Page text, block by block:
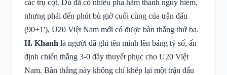
các trụ cột. Dù đã có nhiều pha hãm thành nguy hiểm,
nhưng phải đến phút bù giờ cuối cùng của trận đấu
(90+1'), U20 Việt Nam mới có được bàn thắng thứ ba.
H. Khanh là người đã ghi tên mình lên bảng tỷ số, ấn
định chiến thắng 3-0 đầy thuyết phục cho U20 Việt
Nam. Bàn thắng này không chỉ khép lại một trận đấu